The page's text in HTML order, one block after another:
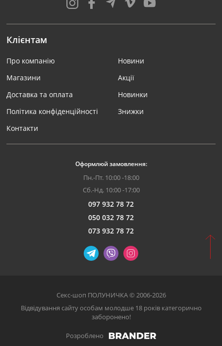
Клієнтам
Про компанію
Магазини
Доставка та оплата
Політика конфіденційності
Контакти
Новини
Акції
Новинки
Знижки
Оформлюй замовлення:
Пн.-Пт. 10:00 -18:00
Сб.-Нд. 10:00 -17:00
097 932 78 72
050 032 78 72
073 932 78 72
Секс-шоп ПОЛУНИЧКА © 2006-2026
Відвідування сайту особам молодше 18 років категорично
заборонено!
Розроблено